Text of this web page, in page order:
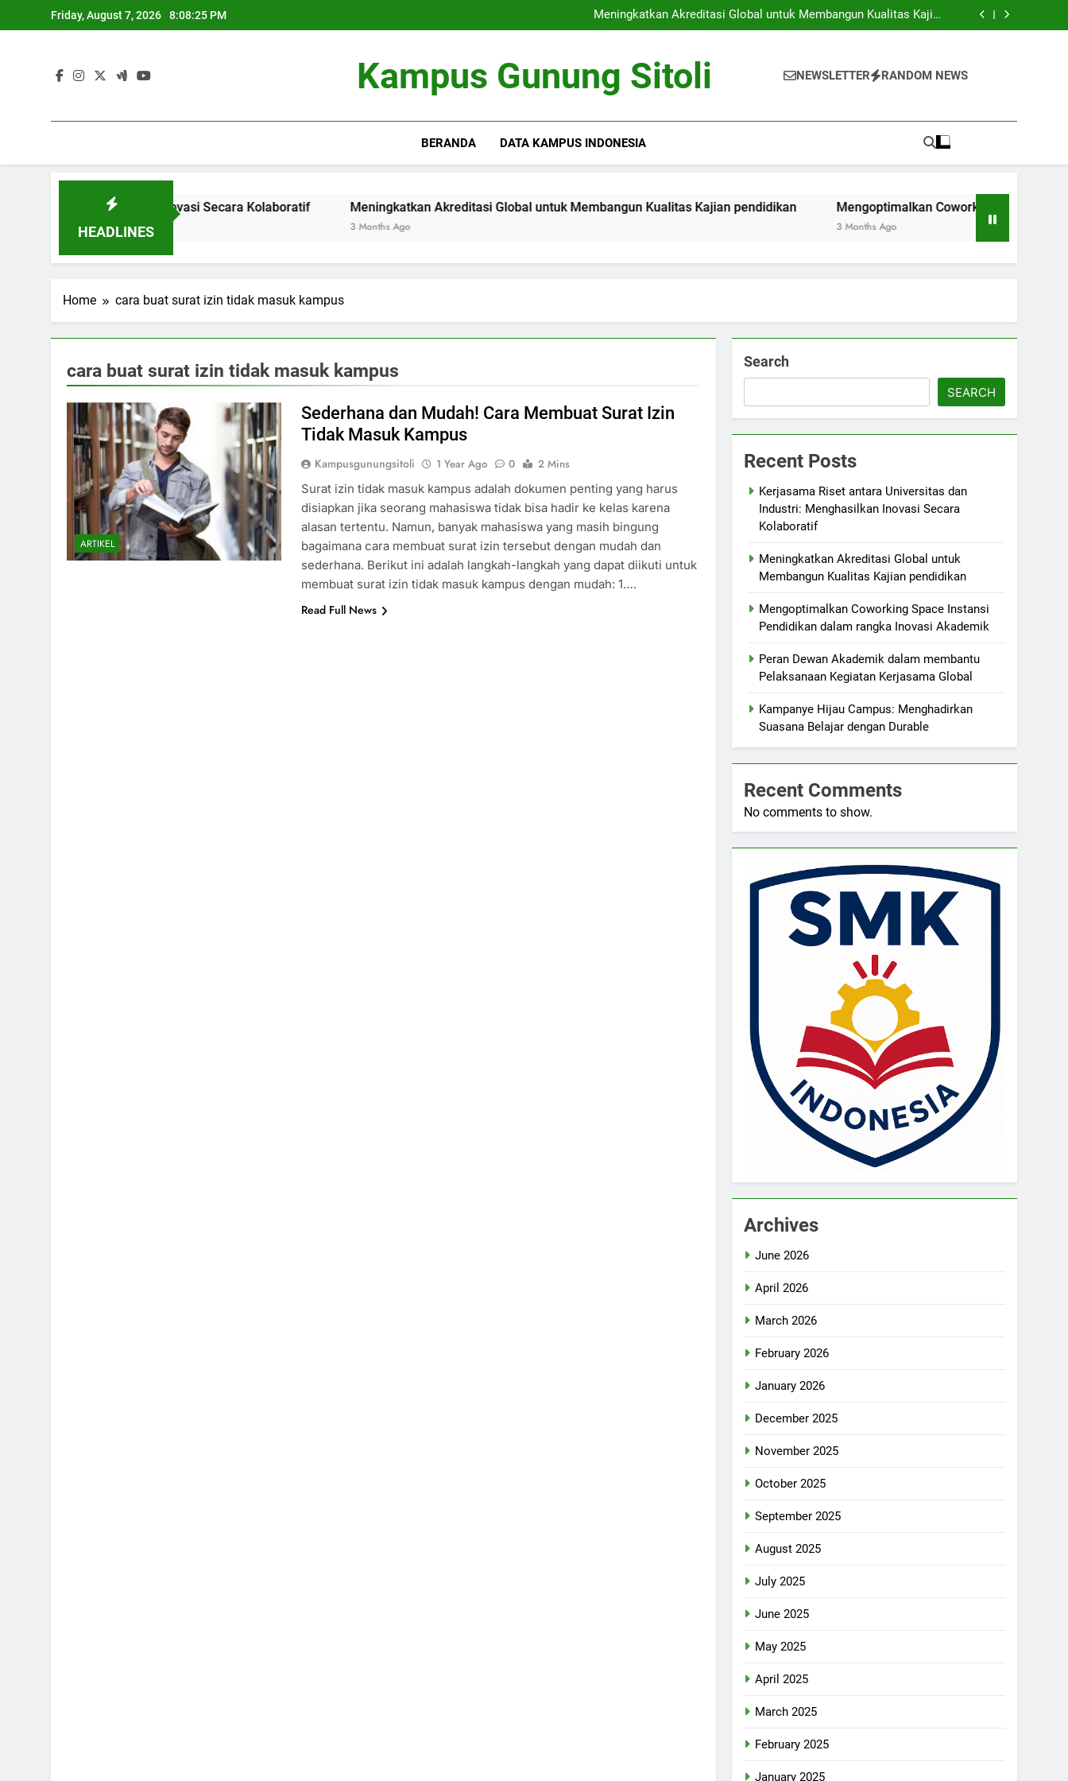
to
Friday, August 7, 2026 8:08:25 PM
Secara Kolaboratif
Meningkatkan Akreditasi Global untuk Membangun Kualitas Kajian
pendidikan
Mengoptimalkan Coworking Space Instansi Pendidikan dalam rangka
Secara Kolaboratif
Meningkatkan Akreditasi Global untuk Membangun Kualitas Kajian
Mengoptimalkan Coworking Space Instansi Pendidikan dalam rangka
Kampus Gunung Sitoli NEWSLETTER RANDOM NEWS
BERANDA DATA KAMPUS INDONESIA
HEADLINES
Menghasilkan Inovasi Secara Kolaboratif Meningkatkan Akreditasi Global untuk Membangun Kualitas Kajian pendidikan
3 Months Ago
Mengoptimalkan Coworking Space Instansi
3 Months Ago
Home cara buat surat izin tidak masuk kampus
cara buat surat izin tidak masuk kampus
ARTIKEL
Sederhana dan Mudah! Cara Membuat Surat Izin
Tidak Masuk Kampus
Kampusgunungsitoli 1 Year Ago 0
2 Mins
Surat izin tidak masuk kampus adalah dokumen penting yang harus
disiapkan jika seorang mahasiswa tidak bisa hadir ke kelas karena
alasan tertentu. Namun, banyak mahasiswa yang masih bingung
bagaimana cara membuat surat izin tersebut dengan mudah dan
sederhana. Berikut ini adalah langkah-langkah yang dapat diikuti untuk
membuat surat izin tidak masuk kampus dengan mudah: 1….
Read Full News
Search
SEARCH
Recent Posts
Kerjasama Riset antara Universitas dan
Industri: Menghasilkan Inovasi Secara
Kolaboratif
Meningkatkan Akreditasi Global untuk
Membangun Kualitas Kajian pendidikan
Mengoptimalkan Coworking Space Instansi
Pendidikan dalam rangka Inovasi Akademik
Peran Dewan Akademik dalam membantu
Pelaksanaan Kegiatan Kerjasama Global
Kampanye Hijau Campus: Menghadirkan
Suasana Belajar dengan Durable
Recent Comments
No comments to show.
Archives
June 2026
April 2026
March 2026
February 2026
January 2026
December 2025
November 2025
October 2025
September 2025
August 2025
July 2025
June 2025
May 2025
April 2025
March 2025
February 2025
January 2025